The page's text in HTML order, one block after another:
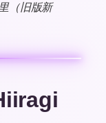
（旧版新